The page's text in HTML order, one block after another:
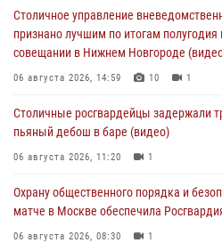
Столичное управление
признано лучшим по итогам полугодия
совещании в Нижнем Новгороде
06 августа 2026, 14:59 10 1
Столичные росгвардейцы задержали
пьяный дебош в баре (видео)
06 августа 2026, 11:20 1
Охрану общественного порядка и
матче в Москве обеспечила
06 августа 2026, 08:30 1